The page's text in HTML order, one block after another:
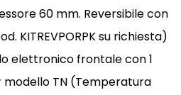
60 mm. Reversibile con
KITREVPORPK su richiesta)
elettronico frontale con 1
modello TN (Temperatura